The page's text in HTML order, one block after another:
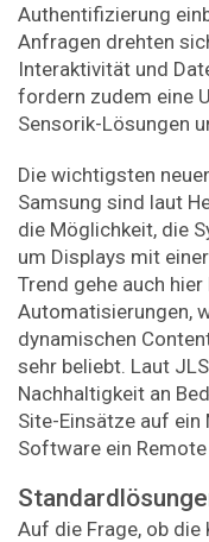
Authentifizierung
Anfragen drehten
Interaktivität und
fordern zudem eine
Sensorik-Lösungen
Die wichtigsten
Sam­sung sind laut
die Möglichkeit, die
um Displays mit
Trend gehe auch
Automatisierungen,
dynamischen
sehr beliebt. Laut
Nachhaltigkeit an
Site-Einsätze auf
Software ein
Auf die Frage, ob die